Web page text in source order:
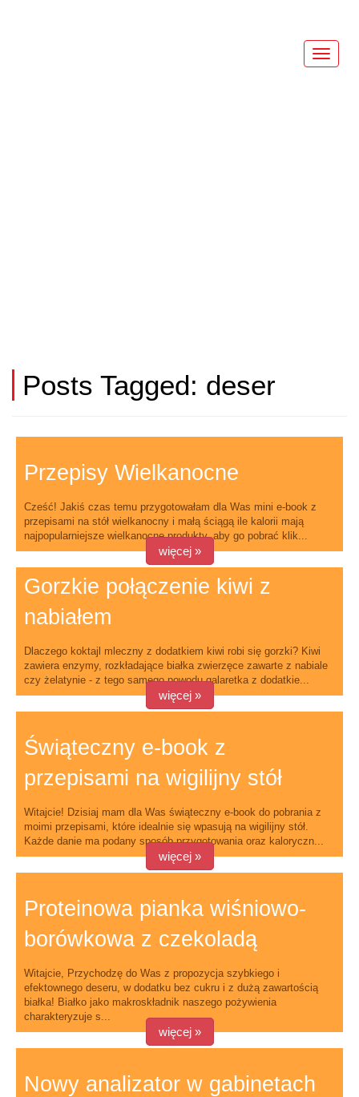
Posts Tagged: deser
Przepisy Wielkanocne
Cześć! Jakiś czas temu przygotowałam dla Was mini e-book z
przepisami na stół wielkanocny i małą ściągą ile kalorii mają
najpopularniejsze wielkanocne produkty, aby go pobrać klik...
więcej »
Gorzkie połączenie kiwi z
nabiałem
Dlaczego koktajl mleczny z dodatkiem kiwi robi się gorzki? Kiwi
zawiera enzymy, rozkładające białka zwierzęce zawarte z nabiale
czy żelatynie - z tego samego powodu galaretka z dodatkie...
więcej »
Świąteczny e-book z
przepisami na wigilijny stół
Witajcie! Dzisiaj mam dla Was świąteczny e-book do pobrania z
moimi przepisami, które idealnie się wpasują na wigilijny stół.
Każde danie ma podany sposób przygotowania oraz kaloryczn...
więcej »
Proteinowa pianka wiśniowo-
borówkowa z czekoladą
Witajcie, Przychodzę do Was z propozycja szybkiego i
efektownego deseru, w dodatku bez cukru i z dużą zawartością
białka! Białko jako makroskładnik naszego pożywienia
charakteryzuje s...
więcej »
Nowy analizator w gabinetach